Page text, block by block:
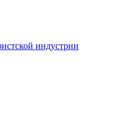
индустрии